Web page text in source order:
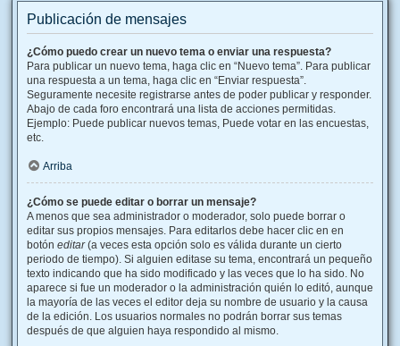
Publicación de mensajes
¿Cómo puedo crear un nuevo tema o enviar una respuesta?
Para publicar un nuevo tema, haga clic en “Nuevo tema”. Para publicar
una respuesta a un tema, haga clic en “Enviar respuesta”.
Seguramente necesite registrarse antes de poder publicar y responder.
Abajo de cada foro encontrará una lista de acciones permitidas.
Ejemplo: Puede publicar nuevos temas, Puede votar en las encuestas,
etc.
Arriba
¿Cómo se puede editar o borrar un mensaje?
A menos que sea administrador o moderador, solo puede borrar o
editar sus propios mensajes. Para editarlos debe hacer clic en en
botón editar(a veces esta opción solo es válida durante un cierto
periodo de tiempo). Si alguien editase su tema, encontrará un pequeño
texto indicando que ha sido modificado y las veces que lo ha sido. No
aparece si fue un moderador o la administración quién lo editó, aunque
la mayoría de las veces el editor deja su nombre de usuario y la causa
de la edición. Los usuarios normales no podrán borrar sus temas
después de que alguien haya respondido al mismo.